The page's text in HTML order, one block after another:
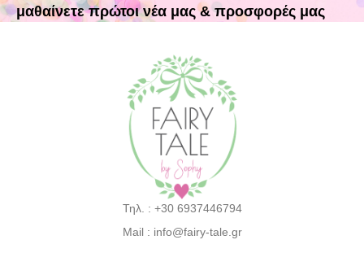
μαθαίνετε πρώτοι νέα μας & προσφορές μας
Τηλ. : +30 6937446794
Mail : info@fairy-tale.gr